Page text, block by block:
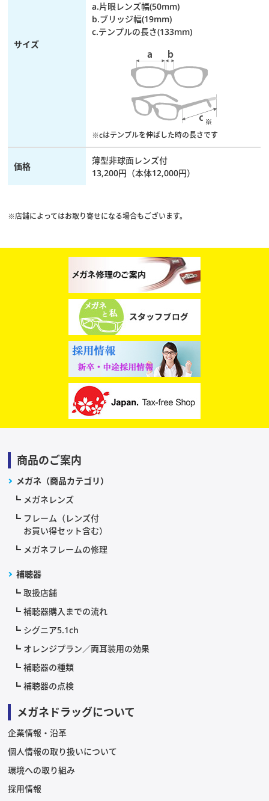
サイズ
a.片眼レンズ幅(50mm)
b.ブリッジ幅(19mm)
c.テンプルの長さ(133mm)
※cはテンプルを伸ばした時の長さです
価格
薄型非球面レンズ付
13,200円（本体12,000円）
※店舗によってはお取り寄せになる場合もございます。
商品のご案内
メガネ（商品カテゴリ）
メガネレンズ
フレーム（レンズ付
お買い得セット含む）
メガネフレームの修理
補聴器
取扱店舗
補聴器購入までの流れ
シグニア5.1ch
オレンジプラン／両耳装用の効果
補聴器の種類
補聴器の点検
メガネドラッグについて
企業情報・沿革
個人情報の取り扱いについて
環境への取り組み
採用情報